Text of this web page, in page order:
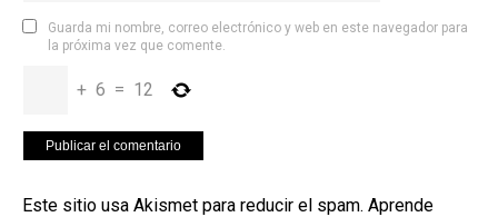
Guarda mi nombre, correo electrónico y web en este navegador para
la próxima vez que comente.
+ 6 = 12
Este sitio usa Akismet para reducir el spam. Aprende